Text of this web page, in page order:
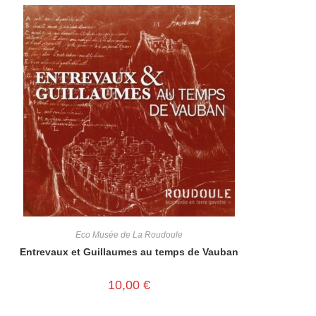
Eco Musée de La Roudoule
Entrevaux et Guillaumes au temps de Vauban
10,00 €